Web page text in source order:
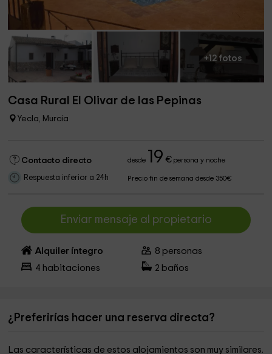
+12 fotos
Casa Rural El Olivar de las Pepinas
Yecla, Murcia
Contacto directo desde 19 €persona y noche
Respuesta inferior a 24h Precio fin de semana desde 350€
Enviar mensaje al propietario
Alquiler íntegro 8 personas
4 habitaciones 2 baños
¿Preferirías hacer una reserva directa?
Las características de estos alojamientos son muy similares.